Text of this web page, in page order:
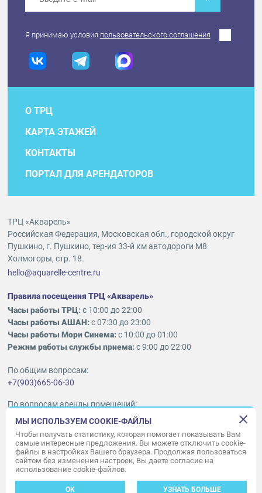
Я принимаю условия пользовательского соглашения
О ТРЦ
КАРТА ЭТАЖЕЙ
КОНТАКТЫ
ПОРТАЛ ДЛЯ АРЕНДАТОРОВ
ТРЦ «Акварель»
Российская Федерация, Московская обл., городской округ
Пушкино, г. Пушкино, тер-ия 33-й км автодороги М8
Холмогоры, стр. 18.
hello@aquarelle-centre.ru
Правила посещения ТРЦ «Акварель»
Часы работы ТРЦ:с 10:00 до 22:00
Часы работы АШАН:с 07:30 до 23:00
Часы работы Мори Синема:с 10:00 до 01:00
Режим работы службы приема:с 9:00 до 22:00
По общим вопросам:
+7(903)665-06-30
По вопросам аренды помещений:
ukleykina@nhood.com
+7(903)665-98-78
© ООО «Акварель» 2010–2026.
Все права защищены
Создание сайта —
МЫ ИСПОЛЬЗУЕМ COOKIE-ФАЙЛЫ
Чтобы получать статистику, которая помогает показывать Вам
самые интересные предложения. Вы можете отключить cookie-
файлы в настройках Вашего браузера. Продолжая пользоваться
сайтом без изменения настроек, Вы даете согласие на
использование cookie-файлов.
OK УЗНАТЬ БОЛЬШЕ